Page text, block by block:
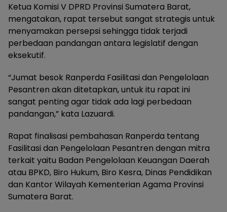
Ketua Komisi V DPRD Provinsi Sumatera Barat,
mengatakan, rapat tersebut sangat strategis untuk
menyamakan persepsi sehingga tidak terjadi
perbedaan pandangan antara legislatif dengan
eksekutif.
“Jumat besok Ranperda Fasilitasi dan Pengelolaan
Pesantren akan ditetapkan, untuk itu rapat ini
sangat penting agar tidak ada lagi perbedaan
pandangan,” kata Lazuardi.
Rapat finalisasi pembahasan Ranperda tentang
Fasilitasi dan Pengelolaan Pesantren dengan mitra
terkait yaitu Badan Pengelolaan Keuangan Daerah
atau BPKD, Biro Hukum, Biro Kesra, Dinas Pendidikan
dan Kantor Wilayah Kementerian Agama Provinsi
Sumatera Barat.